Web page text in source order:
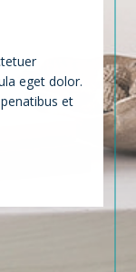
eget dolor.
et